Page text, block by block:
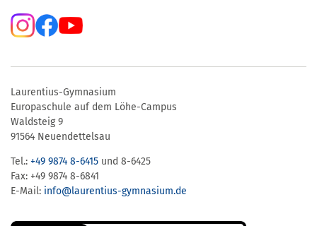
Laurentius-Gymnasium
Europaschule auf dem Löhe-Campus
Waldsteig 9
91564 Neuendettelsau
Tel.: +49 9874 8-6415 und 8-6425
Fax: +49 9874 8-6841
E-Mail: info@laurentius-gymnasium.de